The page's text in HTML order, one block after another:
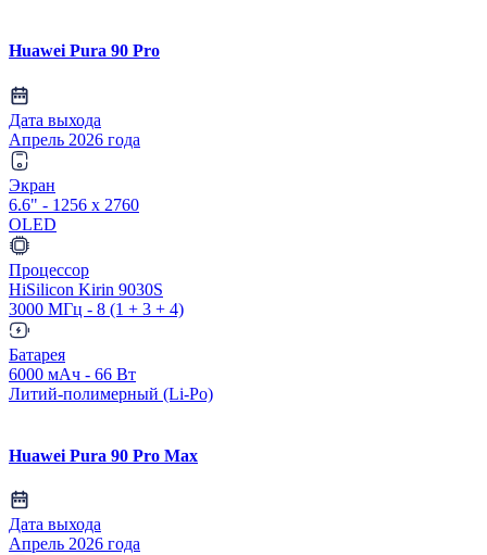
Huawei Pura 90 Pro
Дата выхода
Апрель 2026 года
Экран
6.6" - 1256 x 2760
OLED
Процессор
HiSilicon Kirin 9030S
3000 МГц - 8 (1 + 3 + 4)
Батарея
6000 мАч - 66 Вт
Литий-полимерный (Li-Po)
Huawei Pura 90 Pro Max
Дата выхода
Апрель 2026 года